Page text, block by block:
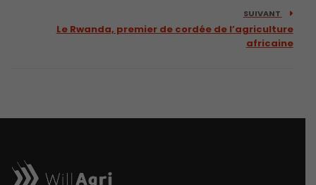
SUIVANT
Le Rwanda, premier de cordée de l’agriculture
africaine